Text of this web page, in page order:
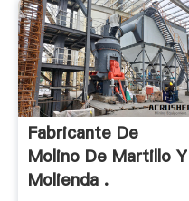
Fabricante De
Molino De Martillo Y
Molienda .